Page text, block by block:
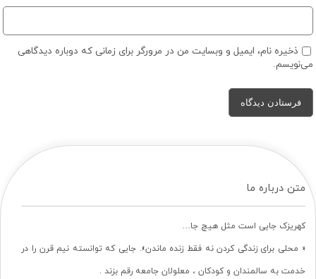
ذخیره نام، ایمیل و وبسایت من در مرورگر برای زمانی که دوباره دیدگاهی
می‌نویسم.
متن درباره ما
کهریزک جایی است مثل هیچ جا…
« محلی برای زندگی کردن نه فقط زنده ماندن». جایی که توانسته نیم قرن را در
خدمت به سالمندان و کودکان ، معلولان جامعه رقم بزند .